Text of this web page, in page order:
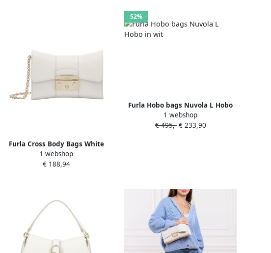
Furla Cross Body Bags White
Dames
1 webshop
€ 188,94
52%
Furla Hobo bags Nuvola L Hobo
in wit
1 webshop
€ 495,-€ 233,90